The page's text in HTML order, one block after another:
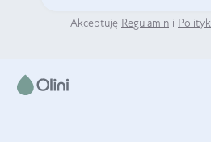
Akceptuję Regulamin i